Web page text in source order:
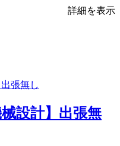
詳細を表示
設計】出張無